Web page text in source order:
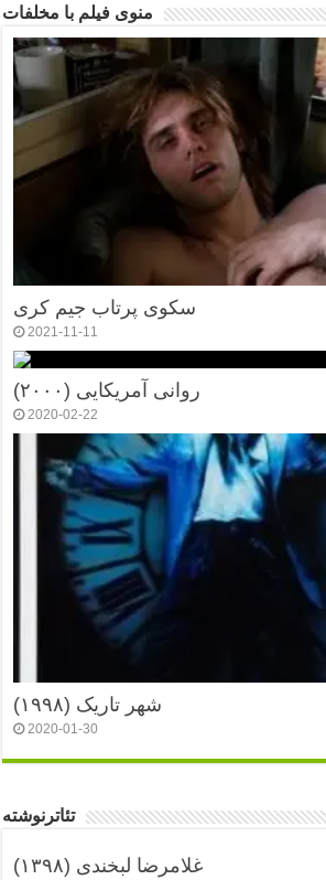
منوی فیلم با مخلفات
سکوی پرتاب جیم کری
2021-11-11
روانی آمریکایی (۲۰۰۰)
2020-02-22
شهر تاریک (۱۹۹۸)
2020-01-30
تئاترنوشته
غلامرضا لبخندی (۱۳۹۸)